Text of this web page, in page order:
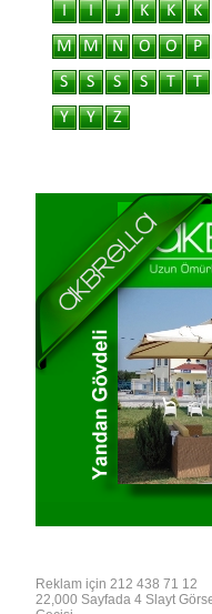
Reklam için 212 438 71 12
22,000 Sayfada 4 Slayt